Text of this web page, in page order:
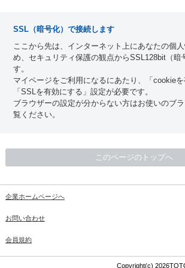
SSL（暗号化）で接続します
ここから先は、インターネット上にあなたの個
め、セキュリティ保護の観点からSSL128bit（暗
す。
マイページをご利用になるにあたり、「cookieを
「SSLを有効にする」設定が必要です。
ブラウザーの設定が分からない方はお使いのブ
覧ください。
このページのトップへ
企業ホームページへ
お問い合わせ
会員規約
Copyright(c)